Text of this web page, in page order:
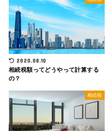
2020.08.10
相続税額ってどうやって計算する
の？
相続税